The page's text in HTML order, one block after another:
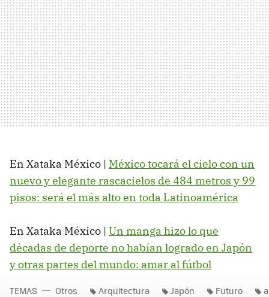
En Xataka México | México tocará el cielo con un
nuevo y elegante rascacielos de 484 metros y 99
pisos: será el más alto en toda Latinoamérica
En Xataka México | Un manga hizo lo que
décadas de deporte no habían logrado en Japón
y otras partes del mundo: amar al fútbol
TEMAS Otros Arquitectura Japón Futuro